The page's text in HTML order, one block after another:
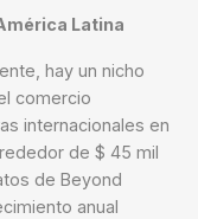
Latina
hay un nicho
comercio
internacionales en
de $ 45 mil
de Beyond
anual